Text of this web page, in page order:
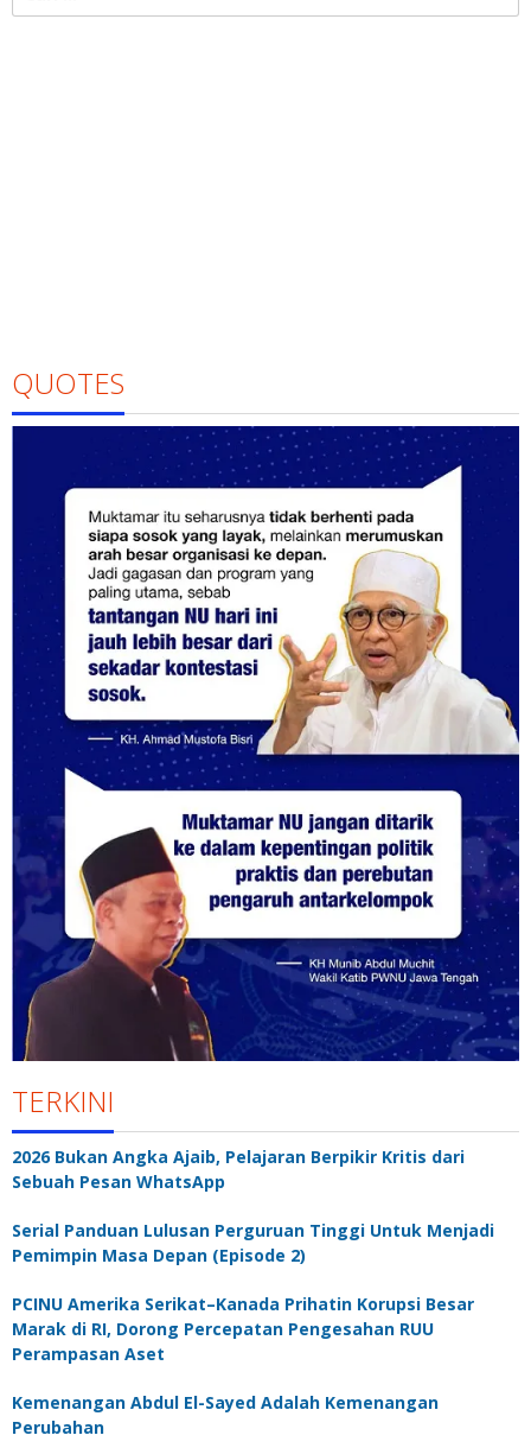
untuk:
QUOTES
TERKINI
2026 Bukan Angka Ajaib, Pelajaran Berpikir Kritis dari
Sebuah Pesan WhatsApp
Serial Panduan Lulusan Perguruan Tinggi Untuk Menjadi
Pemimpin Masa Depan (Episode 2)
PCINU Amerika Serikat–Kanada Prihatin Korupsi Besar
Marak di RI, Dorong Percepatan Pengesahan RUU
Perampasan Aset
Kemenangan Abdul El-Sayed Adalah Kemenangan
Perubahan